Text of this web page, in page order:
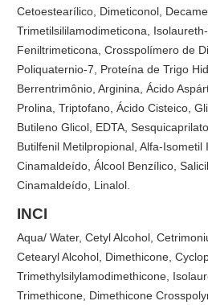
Cetoestearílico, Dimeticonol,
Trimetilsililamodimeticona,
Feniltrimeticona, Crosspolímero de
Poliquaternio-7, Proteína de Trigo
Berrentrimônio, Arginina, Ácido
Prolina, Triptofano, Ácido Cisteico,
Butileno Glicol, EDTA,
Butilfenil Metilpropional, Alfa-Isometil
Cinamaldeído, Álcool Benzílico,
Cinamaldeído, Linalol.
INCI
Aqua/ Water, Cetyl Alcohol,
Cetearyl Alcohol, Dimethicone,
Trimethylsilylamodimethicone,
Trimethicone, Dimethicone